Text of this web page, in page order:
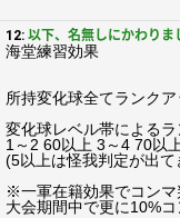
12: 以下、名無しにかわり
海堂練習効果
所持変化球全てランクア
変化球レベル帯による
1～2 60以上 3～4 70以
(5以上は怪我判定が出
※一軍在籍効果でコンマ
大会期間中で更に10%